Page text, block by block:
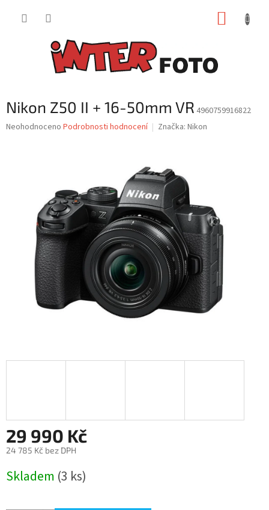
Nikon Z50 II + 16-50mm VR 4960759916822
Průměrné
hvězdiček.
Neohodnoceno Podrobnosti hodnocení Značka: Nikon
29 990 Kč
24 785 Kč bez DPH
cena:
Skladem (3 ks)